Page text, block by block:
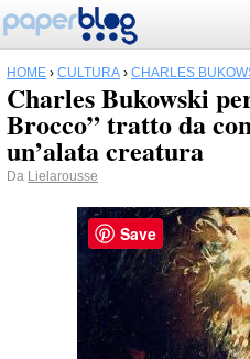
HOME › CULTURA › CHARLES
Charles Bukowski
Brocco” tratto da
un’alata creatura
Da Lielarousse
Save